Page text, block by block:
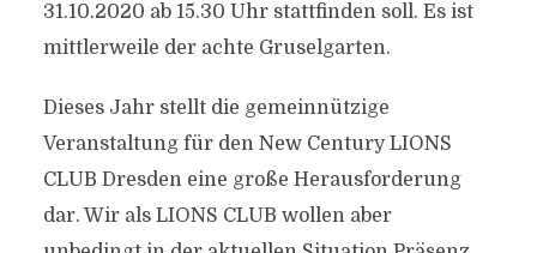
31.10.2020 ab 15.30 Uhr stattfinden soll. Es ist
mittlerweile der achte Gruselgarten.
Dieses Jahr stellt die gemeinnützige
Veranstaltung für den New Century LIONS
CLUB Dresden eine große Herausforderung
dar. Wir als LIONS CLUB wollen aber